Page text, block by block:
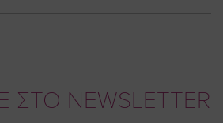
ΣΤΟ NEWSLETTER